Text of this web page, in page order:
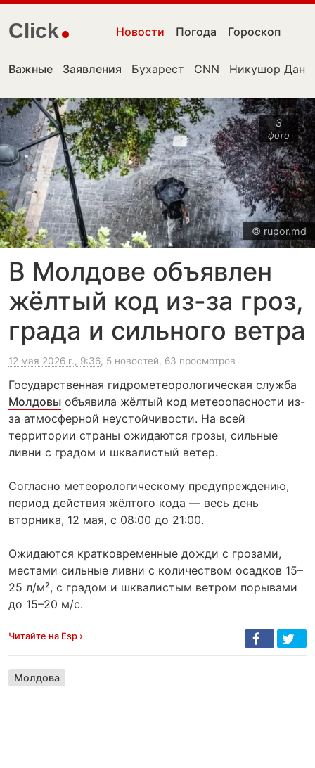
Click Новости Погода Гороскоп
Важные Заявления Бухарест CNN Никушор Дан
3
фото
© rupor.md
В Молдове объявлен
жёлтый код из-за гроз,
града и сильного ветра
12 мая 2026 г., 9:36, 5 новостей, 63 просмотров
Государственная гидрометеорологическая служба
Молдовы объявила жёлтый код метеоопасности из-
за атмосферной неустойчивости. На всей
территории страны ожидаются грозы, сильные
ливни с градом и шквалистый ветер.
Согласно метеорологическому предупреждению,
период действия жёлтого кода — весь день
вторника, 12 мая, с 08:00 до 21:00.
Ожидаются кратковременные дожди с грозами,
местами сильные ливни с количеством осадков 15–
25 л/м², с градом и шквалистым ветром порывами
до 15–20 м/с.
Читайте на Esp ›
Молдова